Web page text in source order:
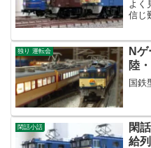
よく
信じ
独り 運転会
N
陸
国鉄
閑話小話
閑
給